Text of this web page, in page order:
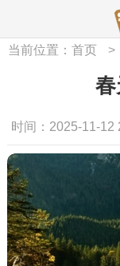
当前位置： 首页 >
时间：2025-11-12